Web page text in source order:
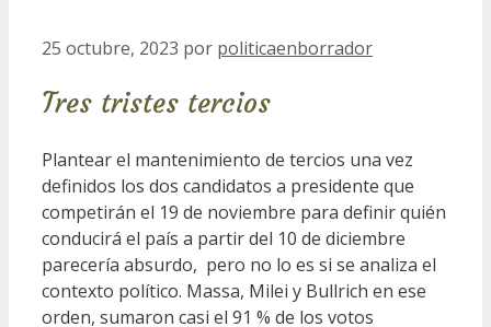
25 octubre, 2023 por politicaenborrador
Tres tristes tercios
Plantear el mantenimiento de tercios una vez
definidos los dos candidatos a presidente que
competirán el 19 de noviembre para definir quién
conducirá el país a partir del 10 de diciembre
parecería absurdo, pero no lo es si se analiza el
contexto político. Massa, Milei y Bullrich en ese
orden, sumaron casi el 91 % de los votos